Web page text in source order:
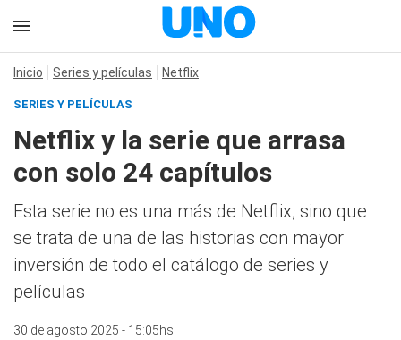
Inicio Series y películas Netflix
SERIES Y PELÍCULAS
Netflix y la serie que arrasa
con solo 24 capítulos
Esta serie no es una más de Netflix, sino que
se trata de una de las historias con mayor
inversión de todo el catálogo de series y
películas
30 de agosto 2025 - 15:05hs